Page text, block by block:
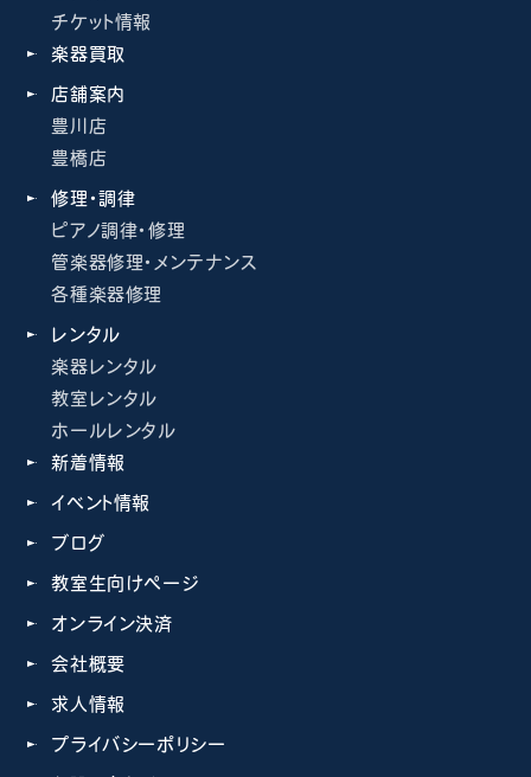
チケット情報
楽器買取
店舗案内
豊川店
豊橋店
修理・調律
ピアノ調律・修理
管楽器修理・メンテナンス
各種楽器修理
レンタル
楽器レンタル
教室レンタル
ホールレンタル
新着情報
イベント情報
ブログ
教室生向けページ
オンライン決済
会社概要
求人情報
プライバシーポリシー